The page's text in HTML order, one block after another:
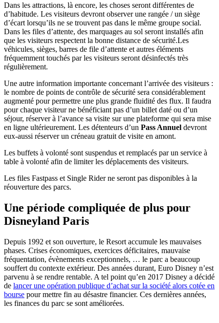
Dans les attractions, là encore, les choses seront différentes de
d’habitude. Les visiteurs devront observer une rangée / un siège
d’écart lorsqu’ils ne se trouvent pas dans le même groupe social.
Dans les files d’attente, des marquages au sol seront installés afin
que les visiteurs respectent la bonne distance de sécurité.Les
véhicules, sièges, barres de file d’attente et autres éléments
fréquemment touchés par les visiteurs seront désinfectés très
régulièrement.
Une autre information importante concernant l’arrivée des visiteurs :
le nombre de points de contrôle de sécurité sera considérablement
augmenté pour permettre une plus grande fluidité des flux. Il faudra
pour chaque visiteur ne bénéficiant pas d’un billet daté ou d’un
séjour, réserver à l’avance sa visite sur une plateforme qui sera mise
en ligne ultérieurement. Les détenteurs d’un Pass Annuel devront
eux-aussi réserver un créneau gratuit de visite en amont.
Les buffets à volonté sont suspendus et remplacés par un service à
table à volonté afin de limiter les déplacements des visiteurs.
Les files Fastpass et Single Rider ne seront pas disponibles à la
réouverture des parcs.
Une période compliquée de plus pour
Disneyland Paris
Depuis 1992 et son ouverture, le Resort accumule les mauvaises
phases. Crises économiques, exercices déficitaires, mauvaise
fréquentation, évènements exceptionnels, … le parc a beaucoup
souffert du contexte extérieur. Des années durant, Euro Disney n’est
parvenu à se rendre rentable. A tel point qu’en 2017 Disney a décidé
de lancer une opération publique d’achat sur la société alors cotée en
bourse pour mettre fin au désastre financier. Ces dernières années,
les finances du parc se sont améliorées.